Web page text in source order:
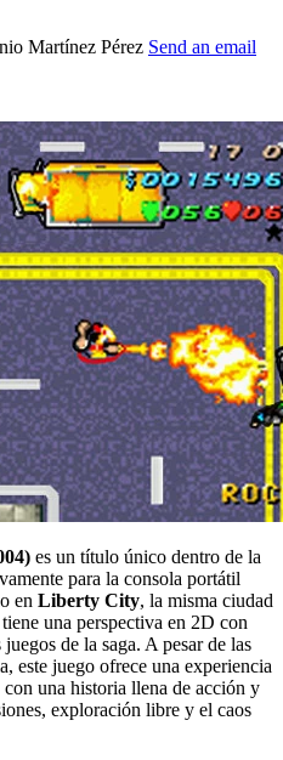
Martínez Pérez Send an email
es un título único dentro de la
para la consola portátil
en Liberty City, la misma ciudad
tiene una perspectiva en 2D con
de la saga. A pesar de las
este juego ofrece una experiencia
con una historia llena de acción y
exploración libre y el caos